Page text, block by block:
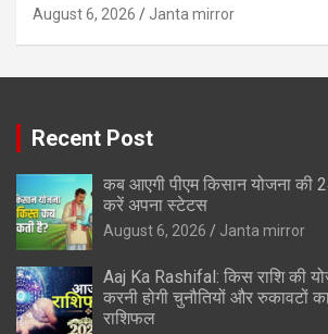
August 6, 2026 Janta mirror
Recent Post
कब आएगी पीएम किसान योजना की
करें अपना स्टेटस
August 6, 2026 Janta mirror
Aaj Ka Rashifal: किस राशि की
करनी होगी चुनौतियों और रुकावटों
राशिफल